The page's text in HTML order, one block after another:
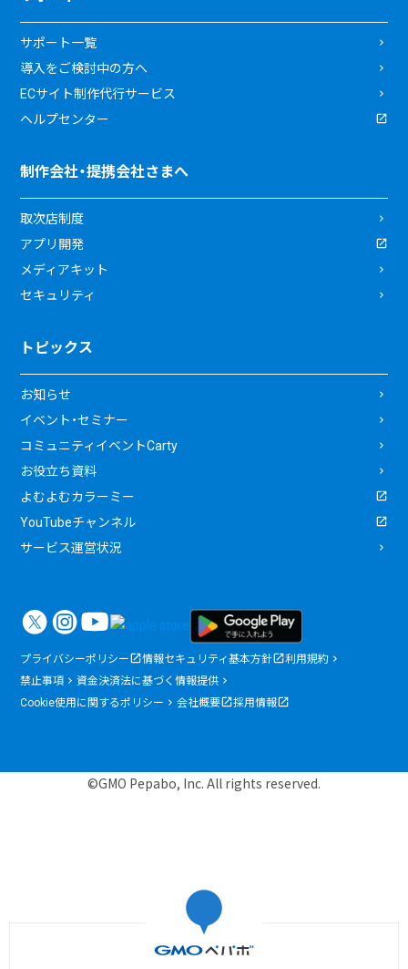
サポート一覧
導入をご検討中の方へ
ECサイト制作代行サービス
ヘルプセンター
制作会社・提携会社さまへ
取次店制度
アプリ開発
メディアキット
セキュリティ
トピックス
お知らせ
イベント・セミナー
コミュニティイベントCarty
お役立ち資料
よむよむカラーミー
YouTubeチャンネル
サービス運営状況
プライバシーポリシー 情報セキュリティ基本方針
利用規約
禁止事項
資金決済法に基づく情報提供
Cookie使用に関するポリシー
会社概要 採用情報
©GMO Pepabo, Inc. All rights reserved.